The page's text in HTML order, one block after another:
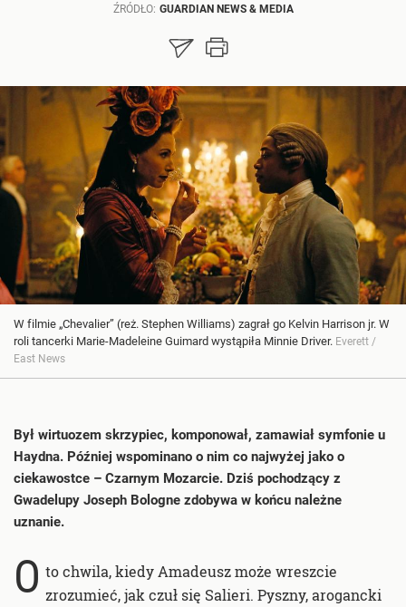
ŹRÓDŁO: GUARDIAN NEWS & MEDIA
W filmie „Chevalier” (reż. Stephen Williams) zagrał go Kelvin Harrison jr. W
roli tancerki Marie-Madeleine Guimard wystąpiła Minnie Driver. Everett /
East News
Był wirtuozem skrzypiec, komponował, zamawiał symfonie u
Haydna. Później wspominano o nim co najwyżej jako o
ciekawostce – Czarnym Mozarcie. Dziś pochodzący z
Gwadelupy Joseph Bologne zdobywa w końcu należne
uznanie.
O to chwila, kiedy Amadeusz może wreszcie
zrozumieć, jak czuł się Salieri. Pyszny, arogancki